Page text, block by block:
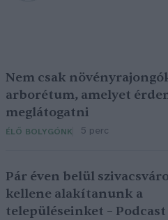
Nem csak
arborétum, amelyet
meglátogatni
ÉLŐ BOLYGÓNK 5 perc
Pár éven belül
kellene alakítanunk a
településeinket – Podcast